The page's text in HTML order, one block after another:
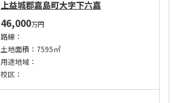
上益城郡嘉島町大字下六嘉
46,000万円
路線：
土地面積：7595㎡
用途地域：
校区：